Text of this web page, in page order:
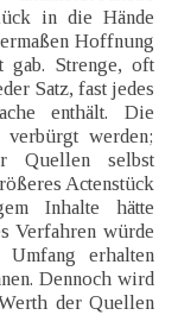
in die Hände
Hoffnung
gab. Strenge, oft
Satz, fast jedes
enthält. Die
werden;
Quellen selbst
Actenstück
Inhalte hätte
Verfahren würde
Umfang erhalten
Dennoch wird
der Quellen